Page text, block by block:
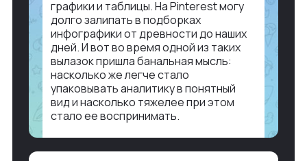
графики и таблицы. На Pinterest могу
долго залипать в подборках
инфографики от древности до наших
дней. И вот во время одной из таких
вылазок пришла банальная мысль:
насколько же легче стало
упаковывать аналитику в понятный
вид и насколько тяжелее при этом
стало ее воспринимать.